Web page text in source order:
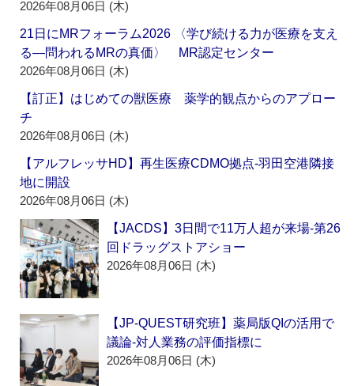
2026年08月06日 (木)
21日にMRフォーラム2026 〈学び続ける力が医療を支え
る―問われるMRの真価〉 MR認定センター
2026年08月06日 (木)
【訂正】はじめての獣医療 薬学的観点からのアプロー
チ
2026年08月06日 (木)
【アルフレッサHD】再生医療CDMO拠点‐羽田空港隣接
地に開設
2026年08月06日 (木)
【JACDS】3日間で11万人超が来場‐第26
回ドラッグストアショー
2026年08月06日 (木)
【JP-QUEST研究班】薬局版QIの活用で
議論‐対人業務の評価指標に
2026年08月06日 (木)